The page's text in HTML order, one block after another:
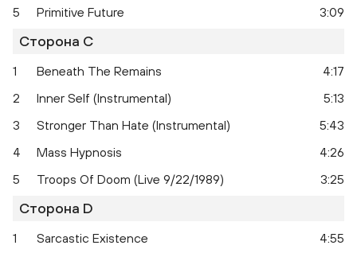
5
Primitive Future 3:09
Сторона C
1 Beneath The Remains
4:17
2
Inner Self (Instrumental)
5:13
3
Stronger Than Hate (Instrumental)
5:43
4
Mass Hypnosis
4:26
5
Troops Of Doom (Live 9/22/1989) 3:25
Сторона D
1 Sarcastic Existence
4:55